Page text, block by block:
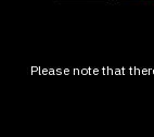
Please note that